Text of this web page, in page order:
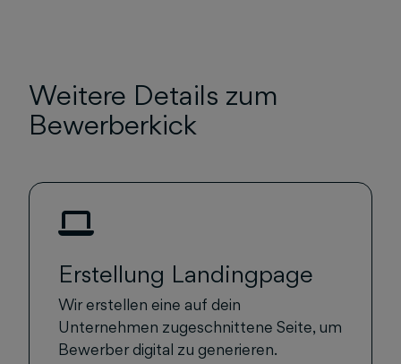
Weitere Details zum
Bewerberkick
Erstellung Landingpage
Wir erstellen eine auf dein
Unternehmen zugeschnittene Seite, um
Bewerber digital zu generieren.